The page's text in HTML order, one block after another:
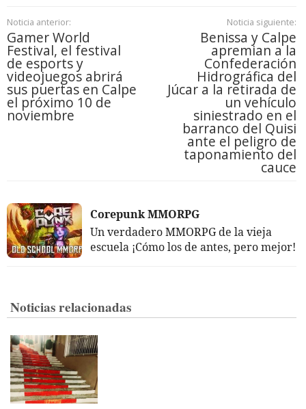
Noticia anterior:
Gamer World
Festival, el festival
de esports y
videojuegos abrirá
sus puertas en Calpe
el próximo 10 de
noviembre
Noticia siguiente:
Benissa y Calpe
apremian a la
Confederación
Hidrográfica del
Júcar a la retirada de
un vehículo
siniestrado en el
barranco del Quisi
ante el peligro de
taponamiento del
cauce
Corepunk MMORPG
Un verdadero MMORPG de la vieja
escuela ¡Cómo los de antes, pero mejor!
Noticias relacionadas